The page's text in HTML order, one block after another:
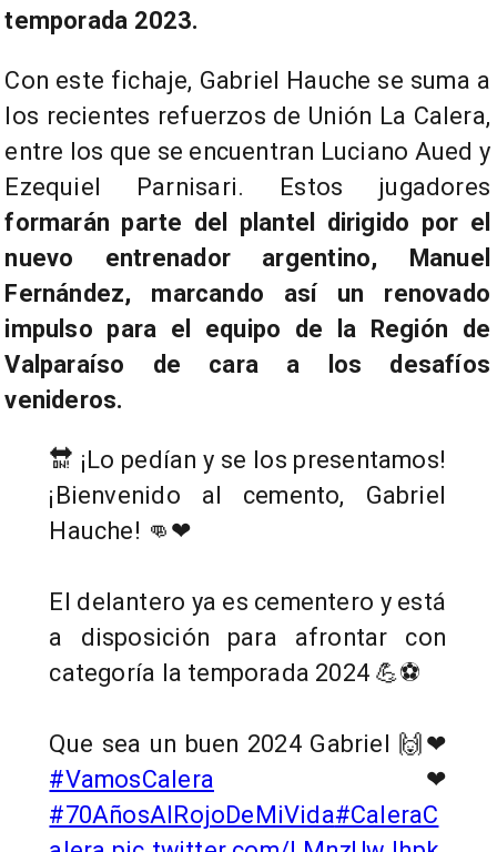
temporada 2023.
Con este fichaje, Gabriel Hauche se suma a
los recientes refuerzos de Unión La Calera,
entre los que se encuentran Luciano Aued y
Ezequiel Parnisari. Estos jugadores
formarán parte del plantel dirigido por el
nuevo entrenador argentino, Manuel
Fernández, marcando así un renovado
impulso para el equipo de la Región de
Valparaíso de cara a los desafíos
venideros.
🔛 ¡Lo pedían y se los presentamos!
¡Bienvenido al cemento, Gabriel
Hauche! 👊❤
El delantero ya es cementero y está
a disposición para afrontar con
categoría la temporada 2024 💪⚽
Que sea un buen 2024 Gabriel 🙌❤
#VamosCalera ❤
#70AñosAlRojoDeMiVida#CaleraC